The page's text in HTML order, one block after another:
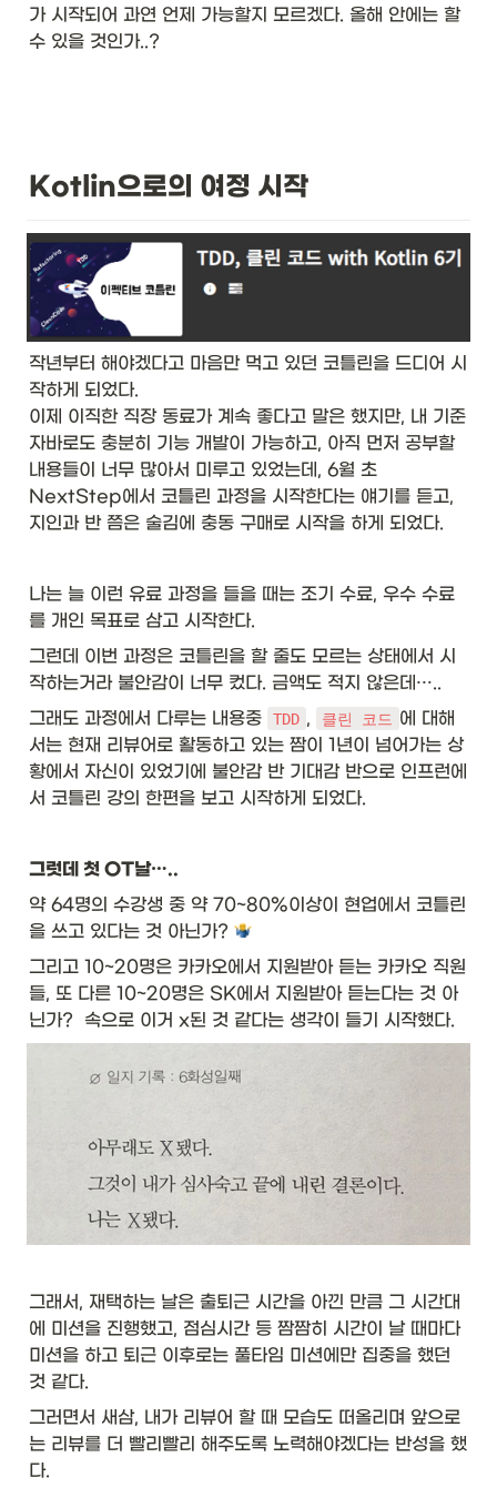
가 시작되어 과연 언제 가능할지 모르겠다. 올해 안에는 할
수 있을 것인가..?
Kotlin으로의 여정 시작
작년부터 해야겠다고 마음만 먹고 있던 코틀린을 드디어 시
작하게 되었다.
이제 이직한 직장 동료가 계속 좋다고 말은 했지만, 내 기준
자바로도 충분히 기능 개발이 가능하고, 아직 먼저 공부할
내용들이 너무 많아서 미루고 있었는데, 6월 초
NextStep에서 코틀린 과정을 시작한다는 얘기를 듣고,
지인과 반 쯤은 술김에 충동 구매로 시작을 하게 되었다.
나는 늘 이런 유료 과정을 들을 때는 조기 수료, 우수 수료
를 개인 목표로 삼고 시작한다.
그런데 이번 과정은 코틀린을 할 줄도 모르는 상태에서 시
작하는거라 불안감이 너무 컸다. 금액도 적지 않은데…..
그래도 과정에서 다루는 내용중
TDD , 클린 코드 에 대해
서는 현재 리뷰어로 활동하고 있는 짬이 1년이 넘어가는 상
황에서 자신이 있었기에 불안감 반 기대감 반으로 인프런에
서 코틀린 강의 한편을 보고 시작하게 되었다.
그럿데 첫 OT날…..
약 64명의 수강생 중 약 70~80%이상이 현업에서 코틀린
을 쓰고 있다는 것 아닌가?
그리고 10~20명은 카카오에서 지원받아 듣는 카카오 직원
들, 또 다른 10~20명은 SK에서 지원받아 듣는다는 것 아
닌가?  속으로 이거 x된 것 같다는 생각이 들기 시작했다.
그래서, 재택하는 날은 출퇴근 시간을 아낀 만큼 그 시간대
에 미션을 진행했고, 점심시간 등 짬짬히 시간이 날 때마다
미션을 하고 퇴근 이후로는 풀타임 미션에만 집중을 했던
것 같다.
그러면서 새삼, 내가 리뷰어 할 때 모습도 떠올리며 앞으로
는 리뷰를 더 빨리빨리 해주도록 노력해야겠다는 반성을 했
다.